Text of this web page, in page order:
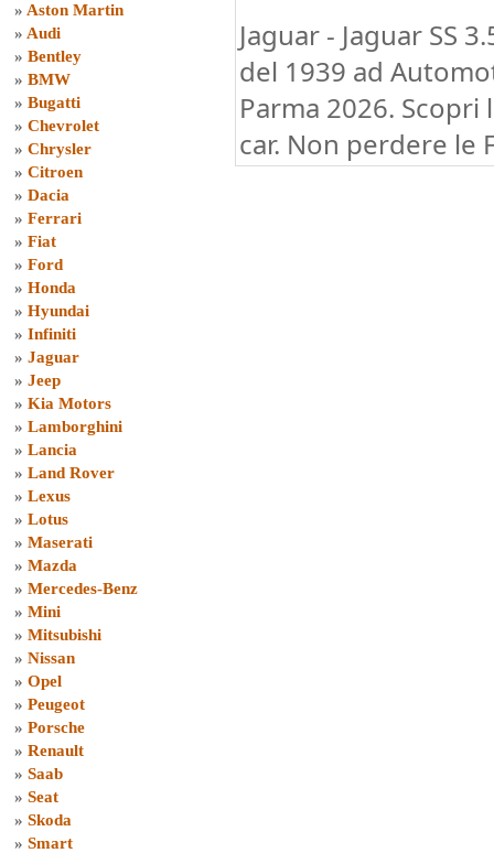
» Aston Martin
» Audi
» Bentley
» BMW
» Bugatti
» Chevrolet
» Chrysler
» Citroen
» Dacia
» Ferrari
» Fiat
» Ford
» Honda
» Hyundai
» Infiniti
» Jaguar
» Jeep
» Kia Motors
» Lamborghini
» Lancia
» Land Rover
» Lexus
» Lotus
» Maserati
» Mazda
» Mercedes-Benz
» Mini
» Mitsubishi
» Nissan
» Opel
» Peugeot
» Porsche
» Renault
» Saab
» Seat
» Skoda
» Smart
Jaguar - Jaguar SS
del 1939 ad
Parma 2026. Scopri
car. Non perdere le